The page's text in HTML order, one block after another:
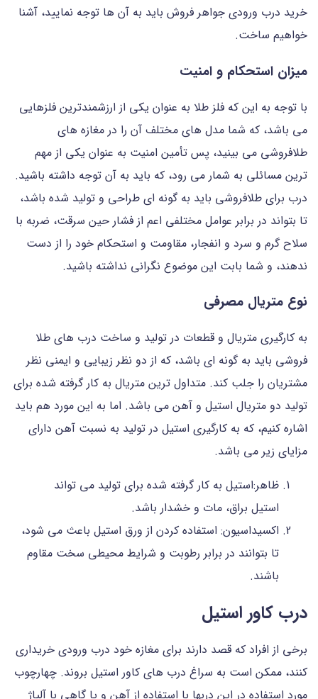
خرید درب ورودی جواهر فروش باید به آن ها توجه نمایید، آشنا
خواهیم ساخت.
میزان استحکام و امنیت
با توجه به این که فلز طلا به عنوان یکی از ارزشمندترین فلزهایی
می باشد، که شما مدل های مختلف آن را در مغازه های
طلافروشی می بینید، پس تأمین امنیت به عنوان یکی از مهم
ترین مسائلی به شمار می رود، که باید به آن توجه داشته باشید.
درب برای طلافروشی باید به گونه ای طراحی و تولید شده باشد،
تا بتواند در برابر عوامل مختلفی اعم از فشار حین سرقت، ضربه با
سلاح گرم و سرد و انفجار، مقاومت و استحکام خود را از دست
ندهند، و شما بابت این موضوع نگرانی نداشته باشید.
نوع متریال مصرفی
به کارگیری متریال و قطعات در تولید و ساخت درب های طلا
فروشی باید به گونه ای باشد، که از دو نظر زیبایی و ایمنی نظر
مشتریان را جلب کند. متداول ترین متریال به کار گرفته شده برای
تولید دو متریال استیل و آهن می باشد. اما به این مورد هم باید
اشاره کنیم، که به کارگیری استیل در تولید به نسبت آهن دارای
مزایای زیر می باشد.
ظاهر:استیل به کار گرفته شده برای تولید می تواند
استیل براق، مات و خشدار باشد.
اکسیداسیون: استفاده کردن از ورق استیل باعث می شود،
تا بتوانند در برابر رطوبت و شرایط محیطی سخت مقاوم
باشند.
درب کاور استیل
برخی از افراد که قصد دارند برای مغازه خود درب ورودی خریداری
کنند، ممکن است به سراغ درب های کاور استیل بروند. چهارچوب
مورد استفاده در این دربها با استفاده از آهن و یا گاهی با آلیاژ